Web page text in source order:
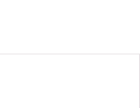
改开办课程的院校／
理人员的健康水平，